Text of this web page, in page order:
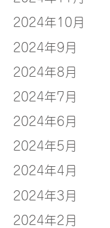
2024年10月
2024年9月
2024年8月
2024年7月
2024年6月
2024年5月
2024年4月
2024年3月
2024年2月